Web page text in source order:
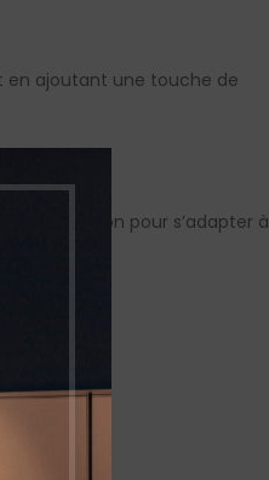
en ajoutant une touche de
pour s’adapter à